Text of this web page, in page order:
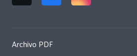
Archivo PDF